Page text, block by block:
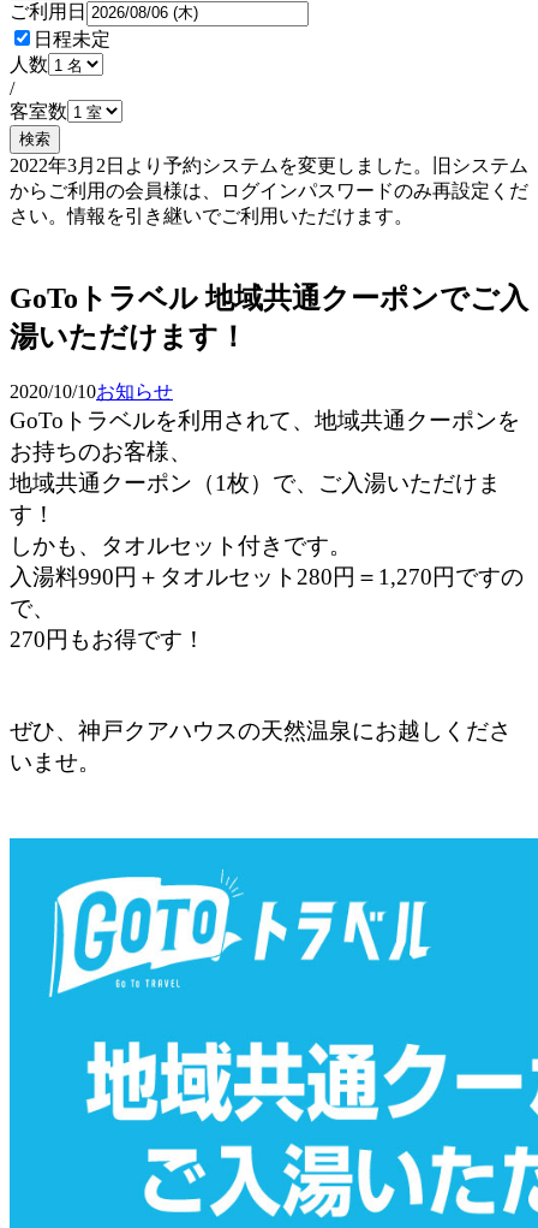
ご利用日
日程未定
人数
/
客室数
検索
2022年3月2日より予約システムを変更しました。旧システム
からご利用の会員様は、ログインパスワードのみ再設定くだ
さい。情報を引き継いでご利用いただけます。
GoToトラベル 地域共通クーポンでご入
湯いただけます！
2020/10/10お知らせ
GoToトラベルを利用されて、地域共通クーポンを
お持ちのお客様、
地域共通クーポン（1枚）で、ご入湯いただけま
す！
しかも、タオルセット付きです。
入湯料990円＋タオルセット280円＝1,270円ですの
で、
270円もお得です！
ぜひ、神戸クアハウスの天然温泉にお越しくださ
いませ。